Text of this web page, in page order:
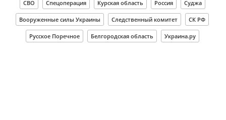
СВО Спецоперация Курская область Россия Суджа
Вооруженные силы Украины Следственный комитет СК РФ
Русское Поречное Белгородская область Украина.ру